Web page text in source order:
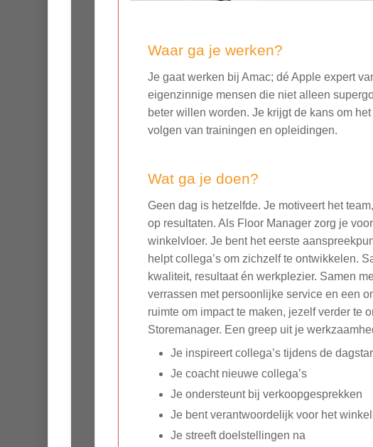
Waar ga je werken?
Je gaat werken bij Amac; dé Apple expert
eigenzinnige mensen die niet alleen
beter willen worden. Je krijgt de kans om
volgen van trainingen en opleidingen.
Wat ga je doen?
Geen dag is hetzelfde. Je motiveert het
op resultaten. Als Floor Manager zorg je
winkelvloer. Je bent het eerste
helpt collega’s om zichzelf te ontwikkelen.
kwaliteit, resultaat én werkplezier. Samen
verrassen met persoonlijke service en een
ruimte om impact te maken, jezelf verder te
Storemanager. Een greep uit je
Je inspireert collega’s tijdens de
Je coacht nieuwe collega’s
Je ondersteunt bij verkoopgesprekken
Je bent verantwoordelijk voor het
Je streeft doelstellingen na